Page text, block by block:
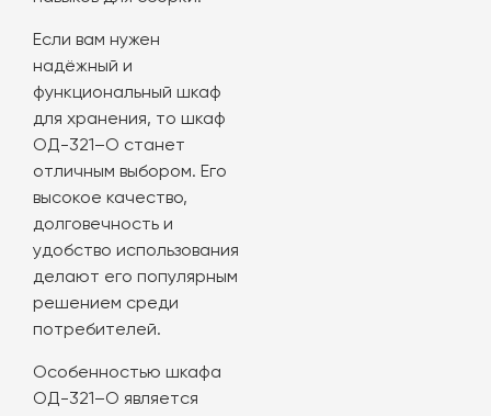
Если вам нужен
надёжный и
функциональный шкаф
для хранения, то шкаф
ОД-321–О станет
отличным выбором. Его
высокое качество,
долговечность и
удобство использования
делают его популярным
решением среди
потребителей.
Особенностью шкафа
ОД-321–О является